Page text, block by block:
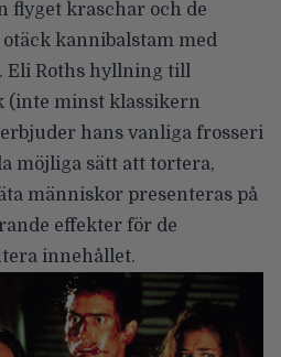
flyget kraschar och de
kannibalstam med
Eli Roths hyllning till
(inte minst klassikern
erbjuder hans vanliga frosseri
möjliga sätt att tortera,
människor presenteras på
effekter för de
innehållet.